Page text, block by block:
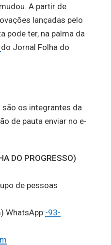
A partir de
lançadas pelo
pode ter, na palma da
do Jornal Folha do
os integrantes da
de pauta enviar no e-
DO PROGRESSO)
de pessoas
WhatsApp:-93-